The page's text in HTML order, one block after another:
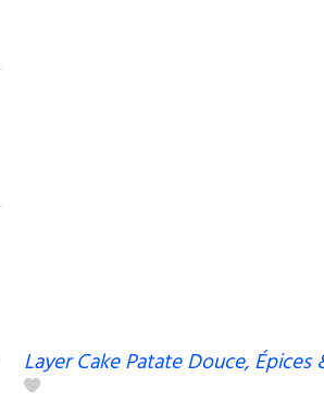
Layer Cake Patate Douce, Épices